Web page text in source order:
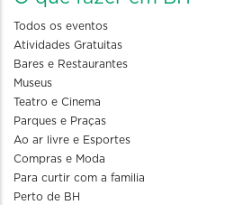
Todos os eventos
Atividades Gratuitas
Bares e Restaurantes
Museus
Teatro e Cinema
Parques e Praças
Ao ar livre e Esportes
Compras e Moda
Para curtir com a familia
Perto de BH